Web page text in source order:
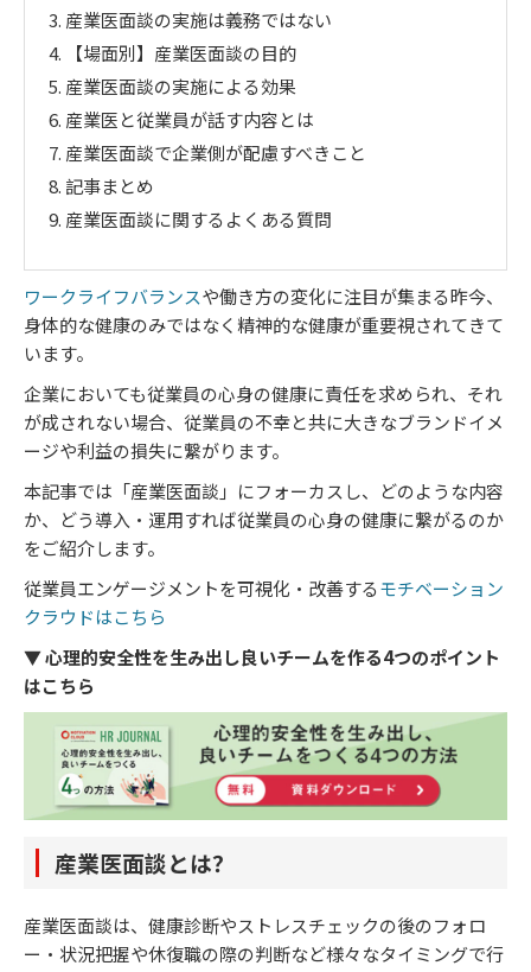
3. 産業医面談の実施は義務ではない
4.
【場面別】産業医面談の目的
5. 産業医面談の実施による効果
6. 産業医と従業員が話す内容とは
7. 産業医面談で企業側が配慮すべきこと
8. 記事まとめ
9. 産業医面談に関するよくある質問
ワークライフバランスや働き方の変化に注目が集まる昨今、
身体的な健康のみではなく精神的な健康が重要視されてきて
います。
企業においても従業員の心身の健康に責任を求められ、それ
が成されない場合、従業員の不幸と共に大きなブランドイメ
ージや利益の損失に繋がります。
本記事では「産業医面談」にフォーカスし、どのような内容
か、どう導入・運用すれば従業員の心身の健康に繋がるのか
をご紹介します。
従業員エンゲージメントを可視化・改善するモチベーション
クラウドはこちら
▼ 心理的安全性を生み出し良いチームを作る4つのポイント
はこちら
産業医面談とは？
産業医面談は、健康診断やストレスチェックの後のフォロ
ー・状況把握や休復職の際の判断など様々なタイミングで行